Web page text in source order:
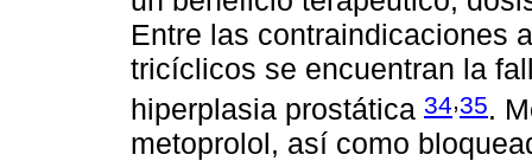
Entre las contraindicaciones
tricíclicos se encuentran la
hiperplasia prostática 34,35.
metoprolol, así como